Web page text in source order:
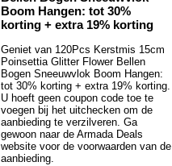
Boom Hangen: tot 30%
korting + extra 19% korting
Geniet van 120Pcs Kerstmis 15cm
Poinsettia Glitter Flower Bellen
Bogen Sneeuwvlok Boom Hangen:
tot 30% korting + extra 19% korting.
U hoeft geen coupon code toe te
voegen bij het uitchecken om de
aanbieding te verzilveren. Ga
gewoon naar de Armada Deals
website voor de voorwaarden van de
aanbieding.